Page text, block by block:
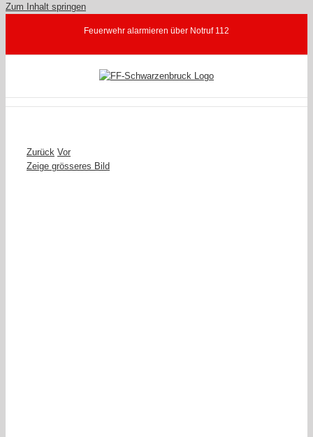
Zum Inhalt springen
Feuerwehr alarmieren über Notruf 112
Zurück Vor
Zeige grösseres Bild